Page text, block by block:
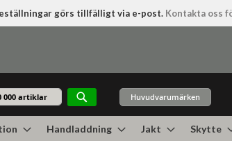
görs tillfälligt via e-post. Kontakta oss
Sök
Huvudvarumärken
Handladdning Jakt Skytte